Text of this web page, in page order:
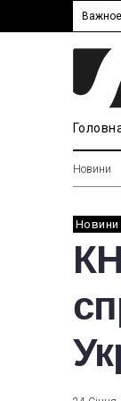
Важное
Новини
Новини